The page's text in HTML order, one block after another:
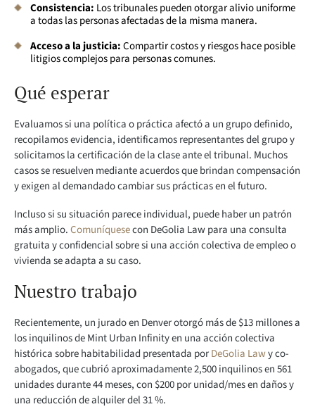
Consistencia: Los tribunales pueden otorgar alivio uniforme
a todas las personas afectadas de la misma manera.
Acceso a la justicia:Compartir costos y riesgos hace posible
litigios complejos para personas comunes.
Qué esperar
Evaluamos si una política o práctica afectó a un grupo definido,
recopilamos evidencia, identificamos representantes del grupo y
solicitamos la certificación de la clase ante el tribunal. Muchos
casos se resuelven mediante acuerdos que brindan compensación
y exigen al demandado cambiar sus prácticas en el futuro.
Incluso si su situación parece individual, puede haber un patrón
más amplio.Comuníquesecon DeGolia Law para una consulta
gratuita y confidencial sobre si una acción colectiva de empleo o
vivienda se adapta a su caso.
Nuestro trabajo
Recientemente, un jurado en Denver otorgó más de $13 millones a
los inquilinos de Mint Urban Infinity en una acción colectiva
histórica sobre habitabilidad presentada porDeGolia Lawy co-
abogados, que cubrió aproximadamente 2,500 inquilinos en 561
unidades durante 44 meses, con $200 por unidad/mes en daños y
una reducción de alquiler del 31 %.